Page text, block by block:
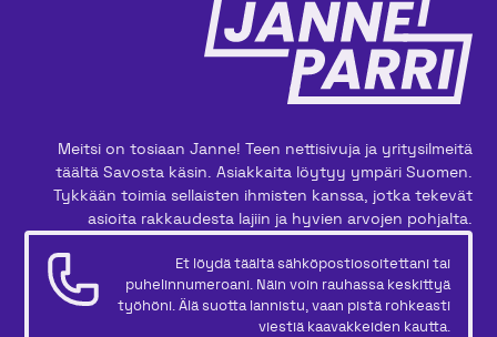
Meitsi on tosiaan Janne! Teen nettisivuja ja yritysilmeitä
täältä Savosta käsin. Asiakkaita löytyy ympäri Suomen.
Tykkään toimia sellaisten ihmisten kanssa, jotka tekevät
asioita rakkaudesta lajiin ja hyvien arvojen pohjalta.
Et löydä täältä sähköpostiosoitettani tai
puhelinnumeroani. Näin voin rauhassa keskittyä
työhöni. Älä suotta lannistu, vaan pistä rohkeasti
viestiä kaavakkeiden kautta.